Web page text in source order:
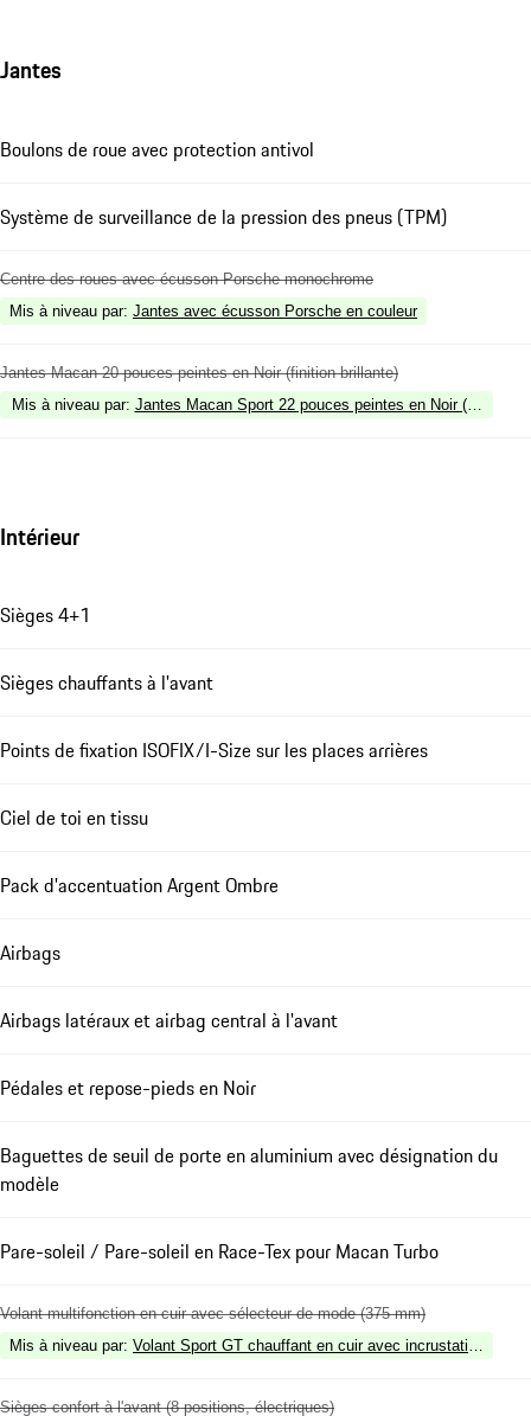
Jantes
Boulons de roue avec protection antivol
Système de surveillance de la pression des pneus (TPM)
Centre des roues avec écusson Porsche monochrome
Mis à niveau par: Jantes avec écusson Porsche en couleur
Jantes Macan 20 pouces peintes en Noir (finition brillante)
Mis à niveau par: Jantes Macan Sport 22 pouces peintes en Noir (finition
Intérieur
Sièges 4+1
Sièges chauffants à l'avant
Points de fixation ISOFIX/I-Size sur les places arrières
Ciel de toi en tissu
Pack d'accentuation Argent Ombre
Airbags
Airbags latéraux et airbag central à l'avant
Pédales et repose-pieds en Noir
Baguettes de seuil de porte en aluminium avec désignation du
modèle
Pare-soleil / Pare-soleil en Race-Tex pour Macan Turbo
Volant multifonction en cuir avec sélecteur de mode (375 mm)
Mis à niveau par: Volant Sport GT chauffant en cuir avec incrustation en
Sièges confort à l'avant (8 positions, électriques)